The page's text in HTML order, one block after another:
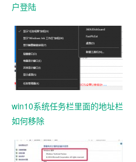
户登陆
win10系统任务栏里面的地址栏
如何移除